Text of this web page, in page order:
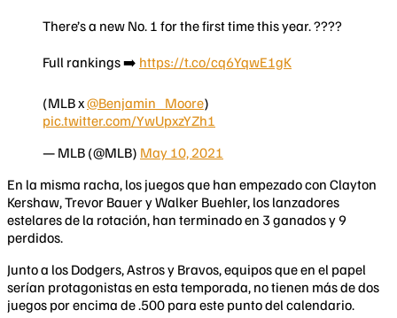
There’s a new No. 1 for the first time this year. ????
Full rankings ➡️ https://t.co/cq6YqwE1gK
(MLB x@Benjamin_Moore)
pic.twitter.com/YwUpxzYZh1
— MLB (@MLB) May 10, 2021
En la misma racha, los juegos que han empezado con Clayton
Kershaw, Trevor Bauer y Walker Buehler, los lanzadores
estelares de la rotación, han terminado en 3 ganados y 9
perdidos.
Junto a los Dodgers, Astros y Bravos, equipos que en el papel
serían protagonistas en esta temporada, no tienen más de dos
juegos por encima de .500 para este punto del calendario.